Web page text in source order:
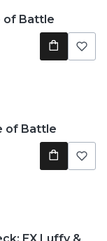
of Battle
of Battle